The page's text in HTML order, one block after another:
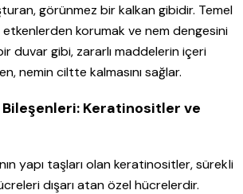
görünmez bir kalkan gibidir. Temel
etkenlerden korumak ve nem dengesini
duvar gibi, zararlı maddelerin içeri
nemin ciltte kalmasını sağlar.
Keratinositler ve
yapı taşları olan keratinositler, sürekli
dışarı atan özel hücrelerdir.